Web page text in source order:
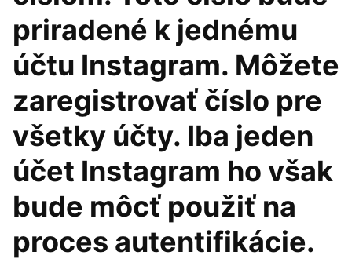
priradené k jednému
účtu Instagram. Môžete
zaregistrovať číslo pre
všetky účty. Iba jeden
účet Instagram ho však
bude môcť použiť na
proces autentifikácie.